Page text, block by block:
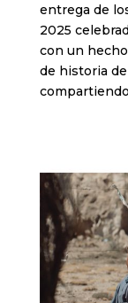
entrega de
2025
con un
de historia